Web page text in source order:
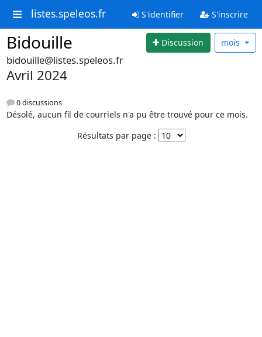
listes.speleos.fr S'identifier S'inscrire
Bidouille Discussion mois
bidouille@listes.speleos.fr
Avril 2024
0 discussions
Désolé, aucun fil de courriels n'a pu être trouvé pour ce mois.
Résultats par page :